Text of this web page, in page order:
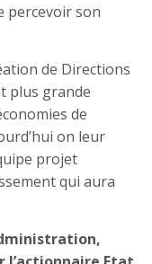
percevoir son
de Directions
plus grande
de
on leur
projet
qui aura